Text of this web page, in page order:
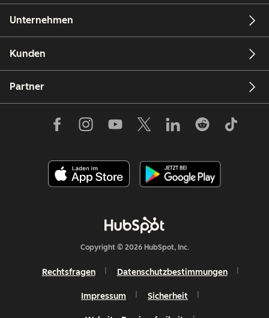
Unternehmen
Kunden
Partner
Copyright © 2026 HubSpot, Inc.
Rechtsfragen Datenschutzbestimmungen
Impressum Sicherheit